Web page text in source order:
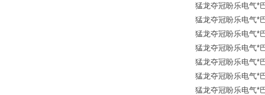
猛龙夺冠盼乐电气*
猛龙夺冠盼乐电气*
猛龙夺冠盼乐电气*
猛龙夺冠盼乐电气*
猛龙夺冠盼乐电气*
猛龙夺冠盼乐电气*
猛龙夺冠盼乐电气*